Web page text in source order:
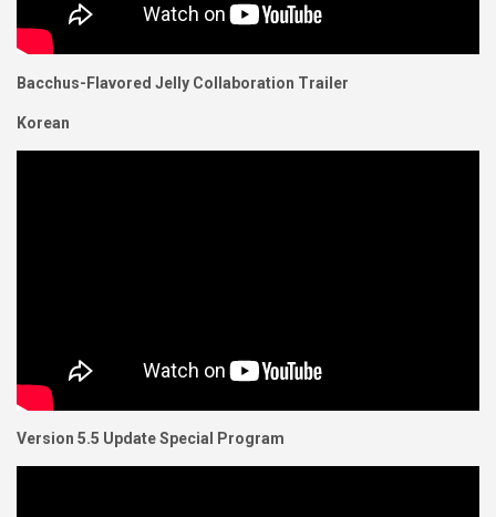
Bacchus-Flavored Jelly Collaboration Trailer
Korean
Version 5.5 Update Special Program